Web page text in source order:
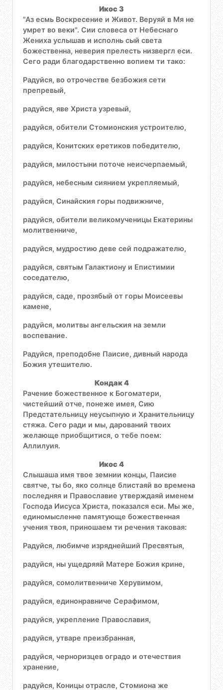
Икос 3
"Аз есмь Воскресение и Живот. Веруяй в Мя не
умрет во веки". Сии словеса от Небеснаго
Жениха услышав и исполнь сый света
божественна, неверия прелесть низвергл еси.
Сего ради благодарственно вопием ти тако:
Радуйся, во отрочестве безбожия сети
препревый,
радуйся, яве Христа узревый,
радуйся, обители Стомионския устроителю,
радуйся, Конитских еретиков победителю,
радуйся, милостыни поточе неисчерпаемый,
радуйся, небесным сиянием укрепляемый,
радуйся, Синайския горы подвижниче,
радуйся, обители великомученицы Екатерины
молитвенниче,
радуйся, мудростию деве сей подражателю,
радуйся, святым Галактиону и Епистимии
соседателю,
радуйся, саде, прозябый от горы Моисеевы
камене,
радуйся, молитвы ангельския на земли
воспевание.
Радуйся, преподобне Паисие, дивный народа
Божия утешителю.
Кондак 4
Рачение божественное к Богоматери,
чистейший отче, понеже имея, Сию
Предстательницу неусыпную и Хранительницу
стяжа. Сего ради и мы, дарований твоих
желающе приобщитися, о тебе поем:
Аллилуия.
Икос 4
Слышаша имя твое земнии концы, Паисие
святче, ты бо, яко солнце блистаяй во времена
последняя и Православие утверждаяй именем
Господа Иисуса Христа, показался еси. Мы же,
единомысленне памятующе божественная
учения твоя, приношаем ти речения таковая:
Радуйся, любимче изряднейший Пресвятыя,
радуйся, ны ущедряяй Матере Божия крине,
радуйся, сомолитвенниче Херувимом,
радуйся, единонравниче Серафимом,
радуйся, укрепление Православия,
радуйся, утваре преизбранная,
радуйся, черноризцев оградо и отечествия
хранение,
радуйся, Коницы отрасле, Стомиона же